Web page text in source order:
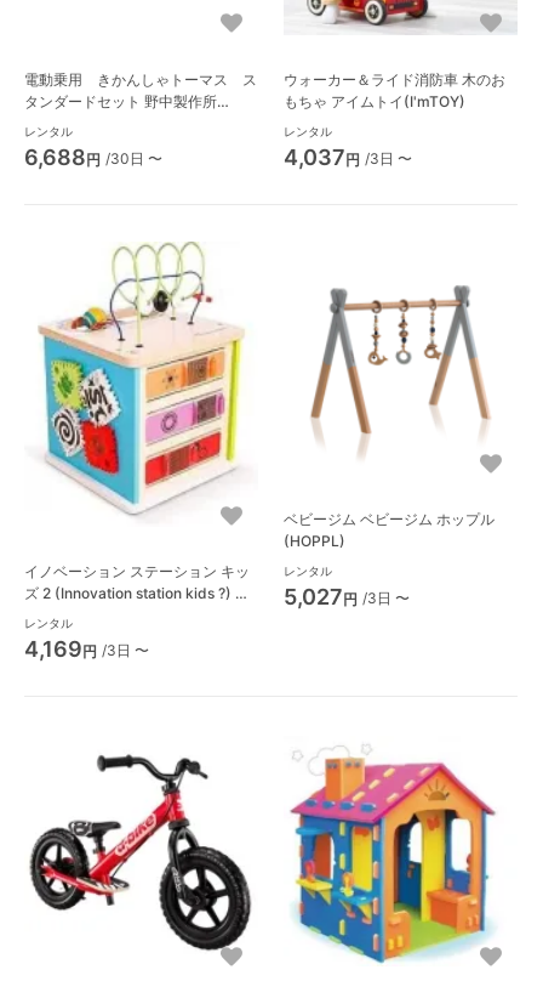
電動乗用 きかんしゃトーマス ス
タンダードセット 野中製作所
(NONAKA WORLD) 乗用玩具・バ
ルーン遊具
レンタル
6,688円 /30日 〜
ウォーカー＆ライド消防車 木のお
もちゃ アイムトイ(I'mTOY)
レンタル
4,037円 /3日 〜
イノベーション ステーション キッ
ズ 2 (Innovation station kids ?) 知
育玩具 ベビーアインシュタイン
(babyeinstein)
レンタル
4,169円 /3日 〜
ベビージム ベビージム ホップル
(HOPPL)
レンタル
5,027円 /3日 〜